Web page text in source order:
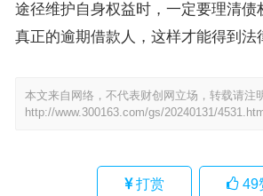
途径维护自身权益时，一定要理清债
真正的逾期借款人，这样才能得到法
本文来自网络，不代表财创网立场，转载请注
http://www.300163.com/gs/20240131/
打赏 49